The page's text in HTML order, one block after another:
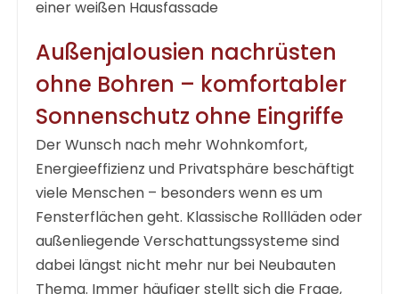
Außenjalousien nachrüsten
ohne Bohren – komfortabler
Sonnenschutz ohne Eingriffe
Der Wunsch nach mehr Wohnkomfort,
Energieeffizienz und Privatsphäre beschäftigt
viele Menschen – besonders wenn es um
Fensterflächen geht. Klassische Rollläden oder
außenliegende Verschattungssysteme sind
dabei längst nicht mehr nur bei Neubauten
Thema. Immer häufiger stellt sich die Frage,